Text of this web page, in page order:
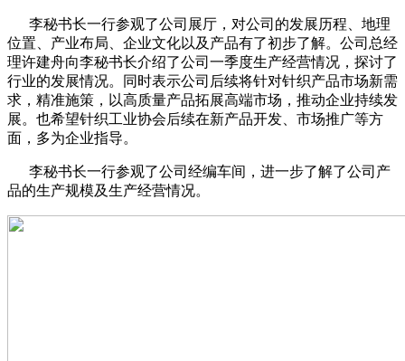
李秘书长一行参观了公司展厅，对公司的发展历程、地理
位置、产业布局、企业文化以及产品有了初步了解。公司总经
理许建舟向李秘书长介绍了公司一季度生产经营情况，探讨了
行业的发展情况。同时表示公司后续将针对针织产品市场新需
求，精准施策，以高质量产品拓展高端市场，推动企业持续发
展。也希望针织工业协会后续在新产品开发、市场推广等方
面，多为企业指导。
李秘书长一行参观了公司经编车间，进一步了解了公司产
品的生产规模及生产经营情况。